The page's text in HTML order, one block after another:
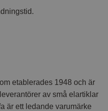
etablerades 1948 och är
av små elartiklar
är ett ledande varumärke